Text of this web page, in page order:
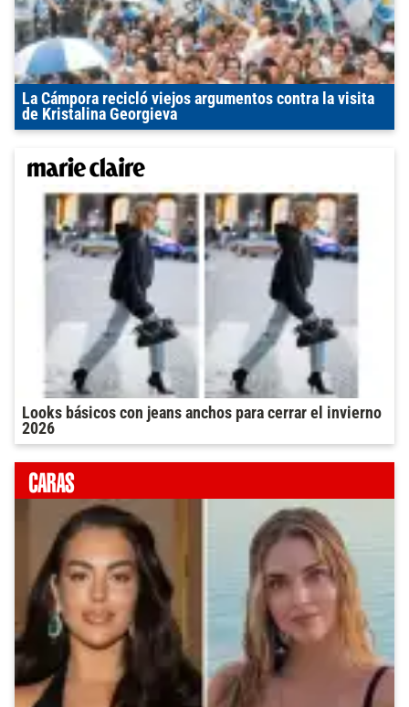
La Cámpora recicló viejos argumentos contra la visita
de Kristalina Georgieva
Looks básicos con jeans anchos para cerrar el invierno
2026